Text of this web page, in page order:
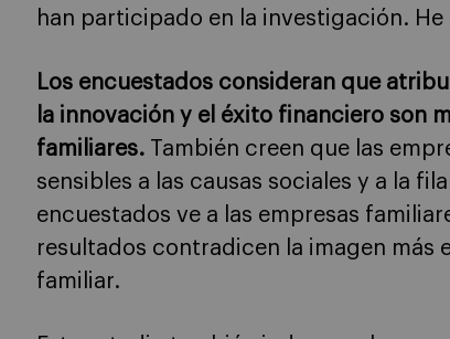
han participado en la investigación. He
Los encuestados consideran que
la innovación y el éxito financiero son
familiares.
También creen que las
sensibles a las causas sociales y a la
encuestados ve a las empresas
resultados contradicen la imagen más
familiar.